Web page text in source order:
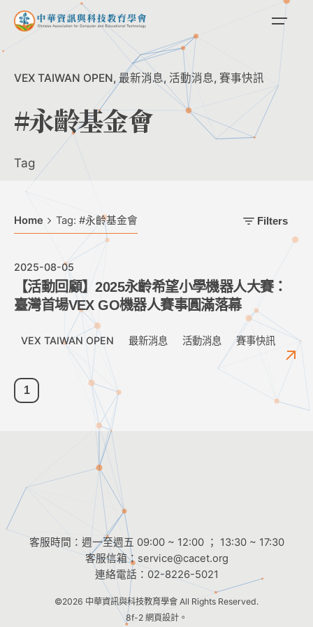
Skip
VEX TAIWAN OPEN 最新消息 活動消息 賽事快訊
#永齡基金會
Tag
Home Tag: #永齡基金會 Filters
2025-08-05
【活動回顧】2025永齡希望小學機器人大賽：
臺灣首場VEX GO機器人賽事圓滿落幕
VEX TAIWAN OPEN 最新消息 活動消息 賽事快訊
1
客服時間：週一至週五 09:00 ~ 12:00 ； 13:30 ~ 17:30
客服信箱： service@cacet.org
連絡電話： 02-8226-5021
©2026 中華資訊與科技教育學會 All Rights Reserved.
8f-2 網頁設計。